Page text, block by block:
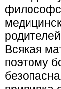
Всякая
поэтому